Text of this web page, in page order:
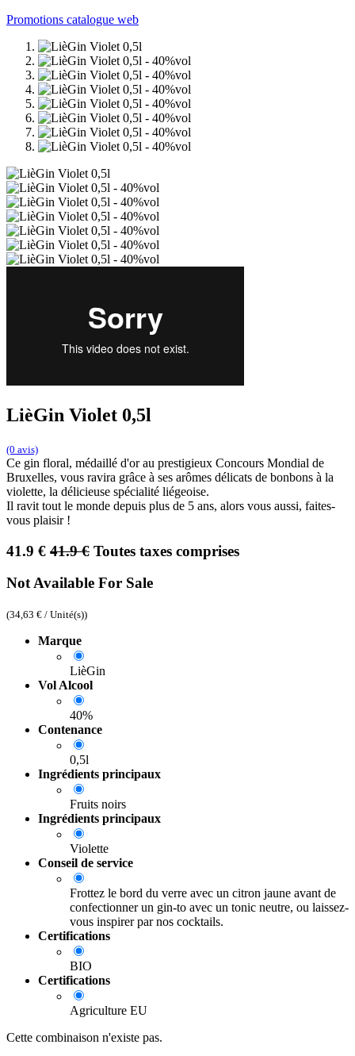
Promotions catalogue web
LièGin Violet 0,5l
(0 avis)
Ce gin floral, médaillé d'or au prestigieux Concours Mondial de
Bruxelles, vous ravira grâce à ses arômes délicats de bonbons à la
violette, la délicieuse spécialité liégeoise.
Il ravit tout le monde depuis plus de 5 ans, alors vous aussi, faites-
vous plaisir !
41.9 € 41.9 € Toutes taxes comprises
Not Available For Sale
(34,63 € / Unité(s))
Marque
LièGin
Vol Alcool
40%
Contenance
0,5l
Ingrédients principaux
Fruits noirs
Ingrédients principaux
Violette
Conseil de service
Frottez le bord du verre avec un citron jaune avant de
confectionner un gin-to avec un tonic neutre, ou laissez-
vous inspirer par nos cocktails.
Certifications
BIO
Certifications
Agriculture EU
Cette combinaison n'existe pas.